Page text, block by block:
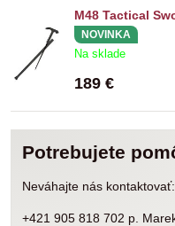
M48 Tactical
NOVINKA
Na sklade
189 €
Potrebujete
Neváhajte nás kontaktovať:
+421 905 818 702 p.